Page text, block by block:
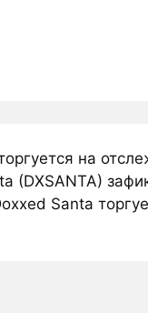
на
(DXSANTA)
Santa